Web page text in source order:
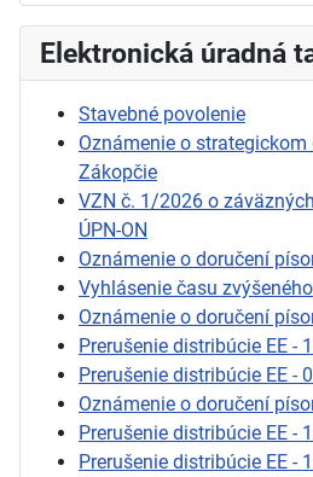
Elektronická úradná
Stavebné povolenie
Oznámenie o strategickom
Zákopčie
VZN č. 1/2026 o
ÚPN-ON
Oznámenie o doručení
Vyhlásenie času
Oznámenie o doručení
Prerušenie distribúcie EE -
Prerušenie distribúcie EE -
Oznámenie o doručení
Prerušenie distribúcie EE -
Prerušenie distribúcie EE -